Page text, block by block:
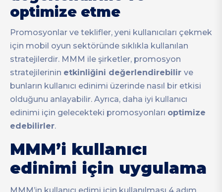
optimize etme
Promosyonlar ve teklifler, yeni kullanıcıları çekmek
için mobil oyun sektöründe sıklıkla kullanılan
stratejilerdir. MMM ile şirketler, promosyon
stratejilerinin etkinliğini değerlendirebilir ve
bunların kullanıcı edinimi üzerinde nasıl bir etkisi
olduğunu anlayabilir. Ayrıca, daha iyi kullanıcı
edinimi için gelecekteki promosyonları optimize
edebilirler.
MMM’i kullanıcı
edinimi için uygulama
MMM’in kullanıcı edimi için kullanılması 4 adım